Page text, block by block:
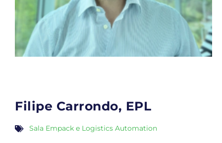
Filipe Carrondo, EPL
Sala Empack e Logistics Automation